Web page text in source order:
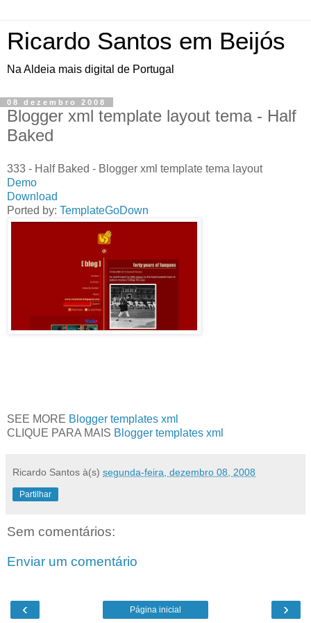
Ricardo Santos em Beijós
Na Aldeia mais digital de Portugal
08 dezembro 2008
Blogger xml template layout tema - Half
Baked
333 - Half Baked - Blogger xml template tema layout
Demo
Download
Ported by: TemplateGoDown
SEE MORE Blogger templates xml
CLIQUE PARA MAIS Blogger templates xml
Ricardo Santos à(s) segunda-feira, dezembro 08, 2008
Partilhar
Sem comentários:
Enviar um comentário
‹ ›
Página inicial